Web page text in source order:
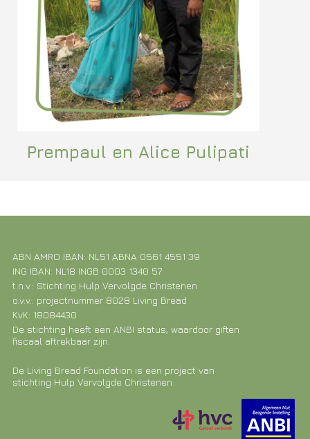
Prempaul en Alice Pulipati
ABN AMRO IBAN: NL51 ABNA 0561 4551 39
ING IBAN: NL18 INGB 0003 1340 57
t.n.v.: Stichting Hulp Vervolgde Christenen
o.v.v.: projectnummer 8028 Living Bread
KvK: 18084430
De stichting heeft een ANBI status, waardoor giften
fiscaal aftrekbaar zijn.
De Living Bread Foundation is een project van
stichting Hulp Vervolgde Christenen.